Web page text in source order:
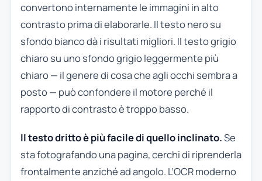
convertono internamente le immagini in alto
contrasto prima di elaborarle. Il testo nero su
sfondo bianco dà i risultati migliori. Il testo grigio
chiaro su uno sfondo grigio leggermente più
chiaro — il genere di cosa che agli occhi sembra a
posto — può confondere il motore perché il
rapporto di contrasto è troppo basso.
Il testo dritto è più facile di quello inclinato.Se
sta fotografando una pagina, cerchi di riprenderla
frontalmente anziché ad angolo. L’OCR moderno